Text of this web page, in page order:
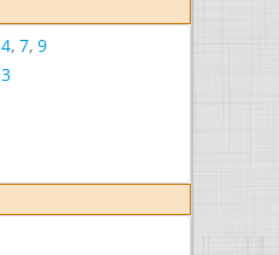
4, 7, 9
3